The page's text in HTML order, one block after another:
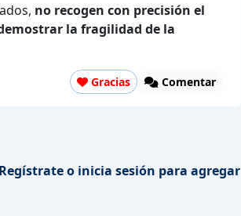
no recogen con precisión el
la fragilidad de la
Gracias Comentar
o inicia sesión para agregar